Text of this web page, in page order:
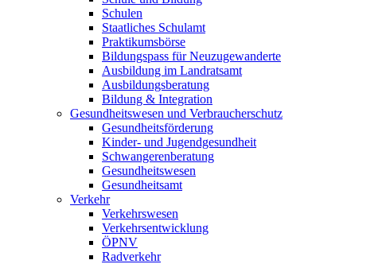
Schulen
Staatliches Schulamt
Praktikumsbörse
Bildungspass für Neuzugewanderte
Ausbildung im Landratsamt
Ausbildungsberatung
Bildung & Integration
Gesundheitswesen und Verbraucherschutz
Gesundheitsförderung
Kinder- und Jugendgesundheit
Schwangerenberatung
Gesundheitswesen
Gesundheitsamt
Verkehr
Verkehrswesen
Verkehrsentwicklung
ÖPNV
Radverkehr